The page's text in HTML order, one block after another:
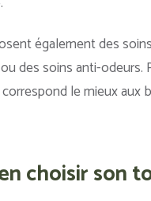
également des
des soins anti-
le mieux aux
choisir son